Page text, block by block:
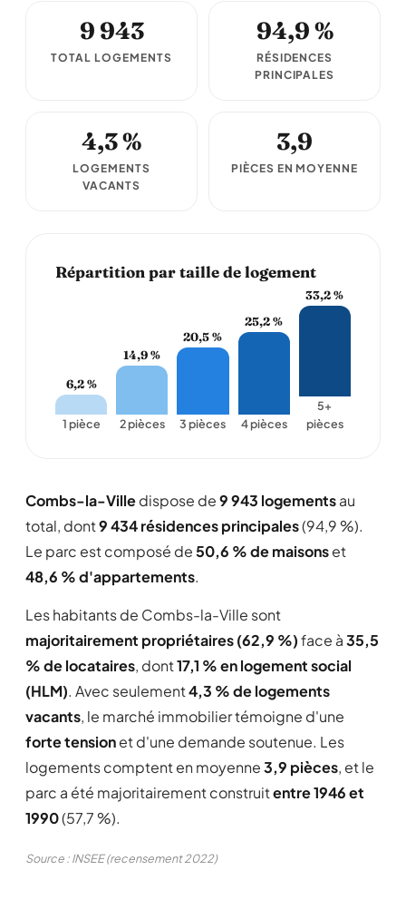
9 943
TOTAL LOGEMENTS
94,9 %
RÉSIDENCES
PRINCIPALES
4,3 %
LOGEMENTS
VACANTS
3,9
PIÈCES EN MOYENNE
Répartition par taille de logement
6,2 %
1 pièce
14,9 %
2 pièces
20,5 %
3 pièces
25,2 %
4 pièces
33,2 %
5+
pièces
Combs-la-Villedispose de9 943 logementsau
total, dont9 434 résidences principales(94,9 %).
Le parc est composé de50,6 % de maisonset
48,6 % d'appartements.
Les habitants de Combs-la-Ville sont
majoritairement propriétaires (62,9 %)face à35,5
% de locataires, dont17,1 % en logement social
(HLM). Avec seulement4,3 % de logements
vacants, le marché immobilier témoigne d'une
forte tensionet d'une demande soutenue. Les
logements comptent en moyenne3,9 pièces, et le
parc a été majoritairement construitentre 1946 et
1990(57,7 %).
Source : INSEE (recensement 2022)